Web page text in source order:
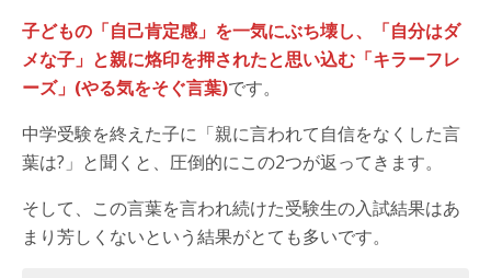
子どもの「自己肯定感」を一気にぶち壊し、「自分はダ
メな子」と親に烙印を押されたと思い込む「キラーフレ
ーズ」(やる気をそぐ言葉)です。
中学受験を終えた子に「親に言われて自信をなくした言
葉は?」と聞くと、圧倒的にこの2つが返ってきます。
そして、この言葉を言われ続けた受験生の入試結果はあ
まり芳しくないという結果がとても多いです。